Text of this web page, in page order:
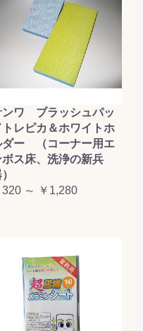
ンワ ブラッシュパッ
トレピカ＆ホワイトホ
ダー （コーナー用エ
ボス床、洗浄の新兵
320 ～ ￥1,280